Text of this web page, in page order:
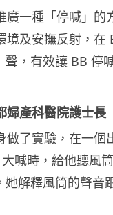
廣一種「停喊」的
境及安撫反射，在
，有效讓 BB 停
婦產科醫院護士長
做了實驗，在一個
喊時，給他聽風
她解釋風筒的聲音